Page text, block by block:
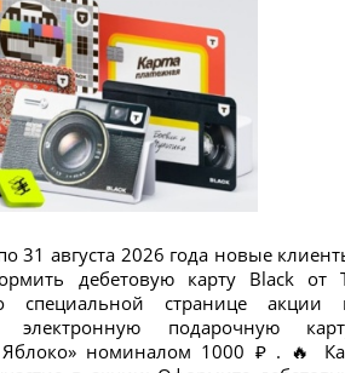
31 августа 2026 года новые
дебетовую карту Black от
специальной странице акции
электронную подарочную
Яблоко» номиналом 1000 ₽ . 🔥